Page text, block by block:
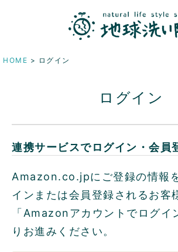
HOME ログイン
ログイン
連携サービスでログイン・会員
Amazon.co.jpにご登録の情報
インまたは会員登録されるお客
「Amazonアカウントでログイ
りお進みください。